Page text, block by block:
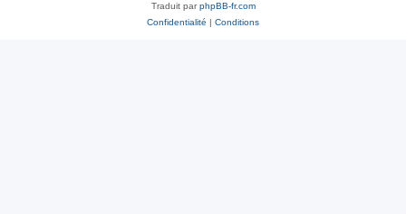
Traduit parphpBB-fr.com
Confidentialité | Conditions